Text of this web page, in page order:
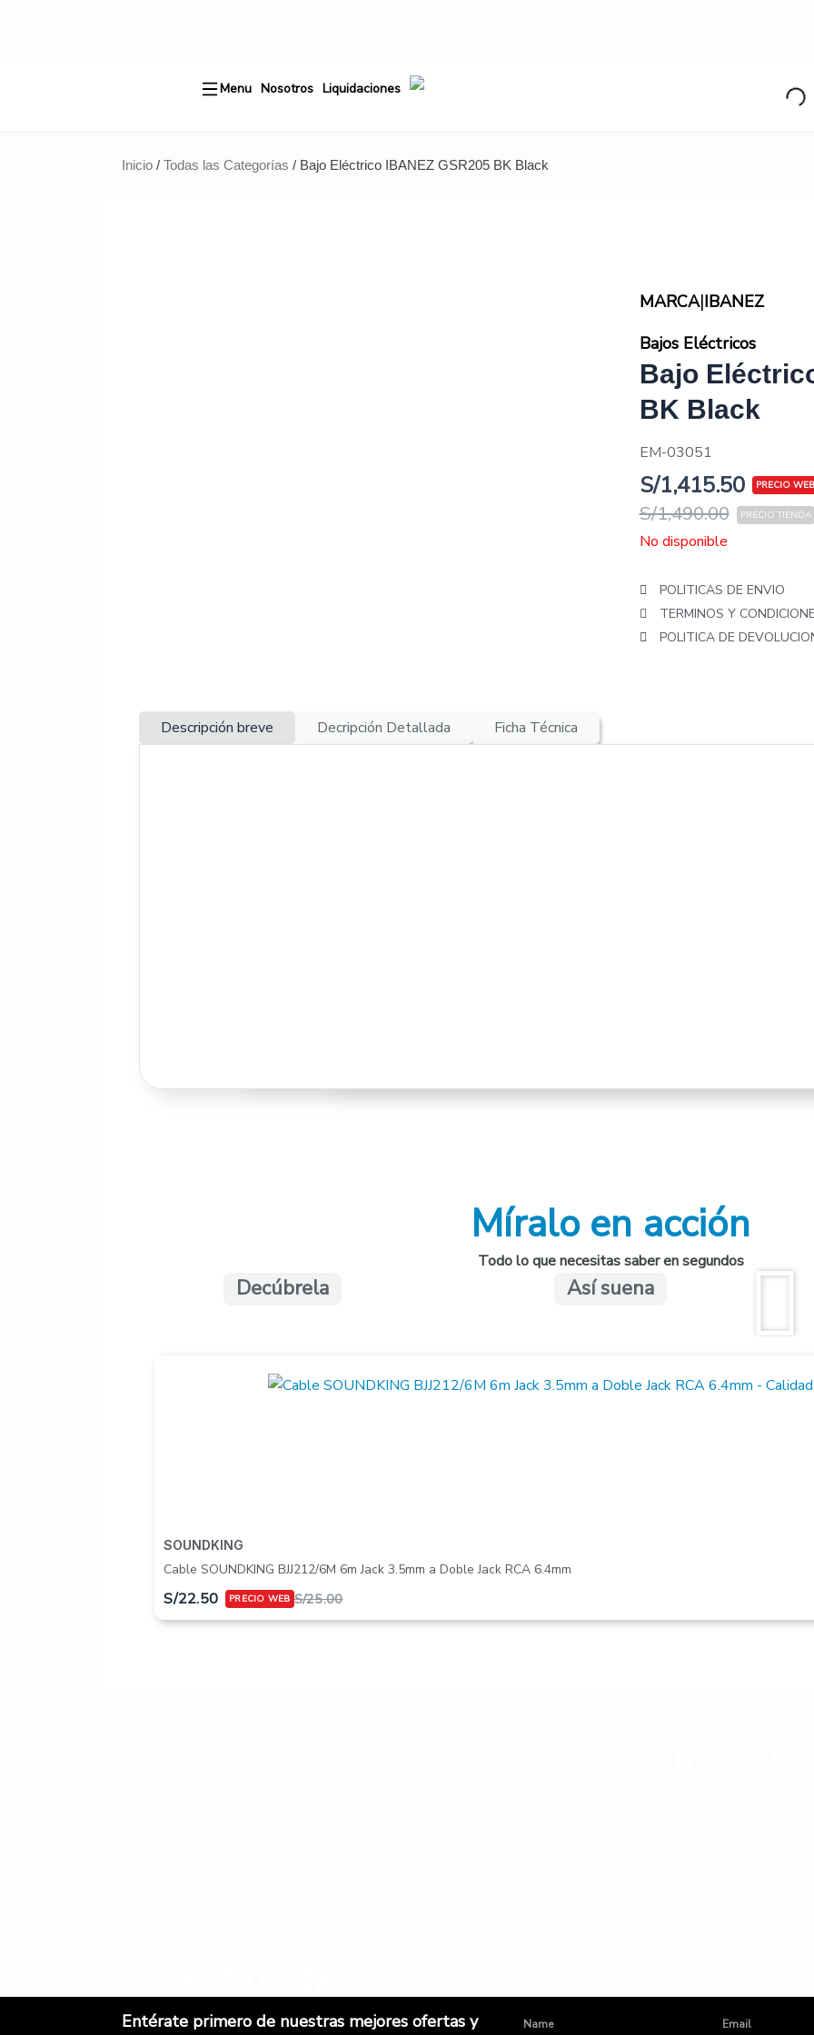
Menu Nosotros Liquidaciones
Inicio /Todas las Categorías / Bajo Eléctrico IBANEZ GSR205 BK Black
MARCA|IBANEZ
Bajos Eléctricos
Bajo
BK Black
EM-03051
S/1,490.00
S/1,415.50
No disponible
POLITICAS DE ENVIO
TERMINOS Y
POLITICA DE
Descripción breve Decripción Detallada Ficha Técnica
Míralo en acción
Todo lo que necesitas saber en segundos
Decúbrela Así suena
SOUNDKING
Cable SOUNDKING BJJ212/6M 6m Jack 3.5mm a Doble Jack RCA 6.4mm
S/25.00
S/22.50
Entérate primero de nuestras mejores ofertas y
Name Email